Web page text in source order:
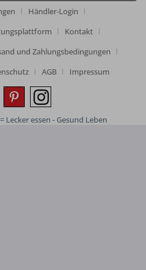
Händler-Login
Kontakt
und Zahlungsbedingungen
AGB Impressum
Lecker essen - Gesund Leben